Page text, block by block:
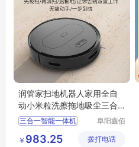
润管家扫地机器人家用全自
动小米粒洗擦拖地吸尘三合
一智能一体机
三合一智能一体机
扫地机器人
阜阳鑫佰
限公司
￥ 983.25 拨打电话